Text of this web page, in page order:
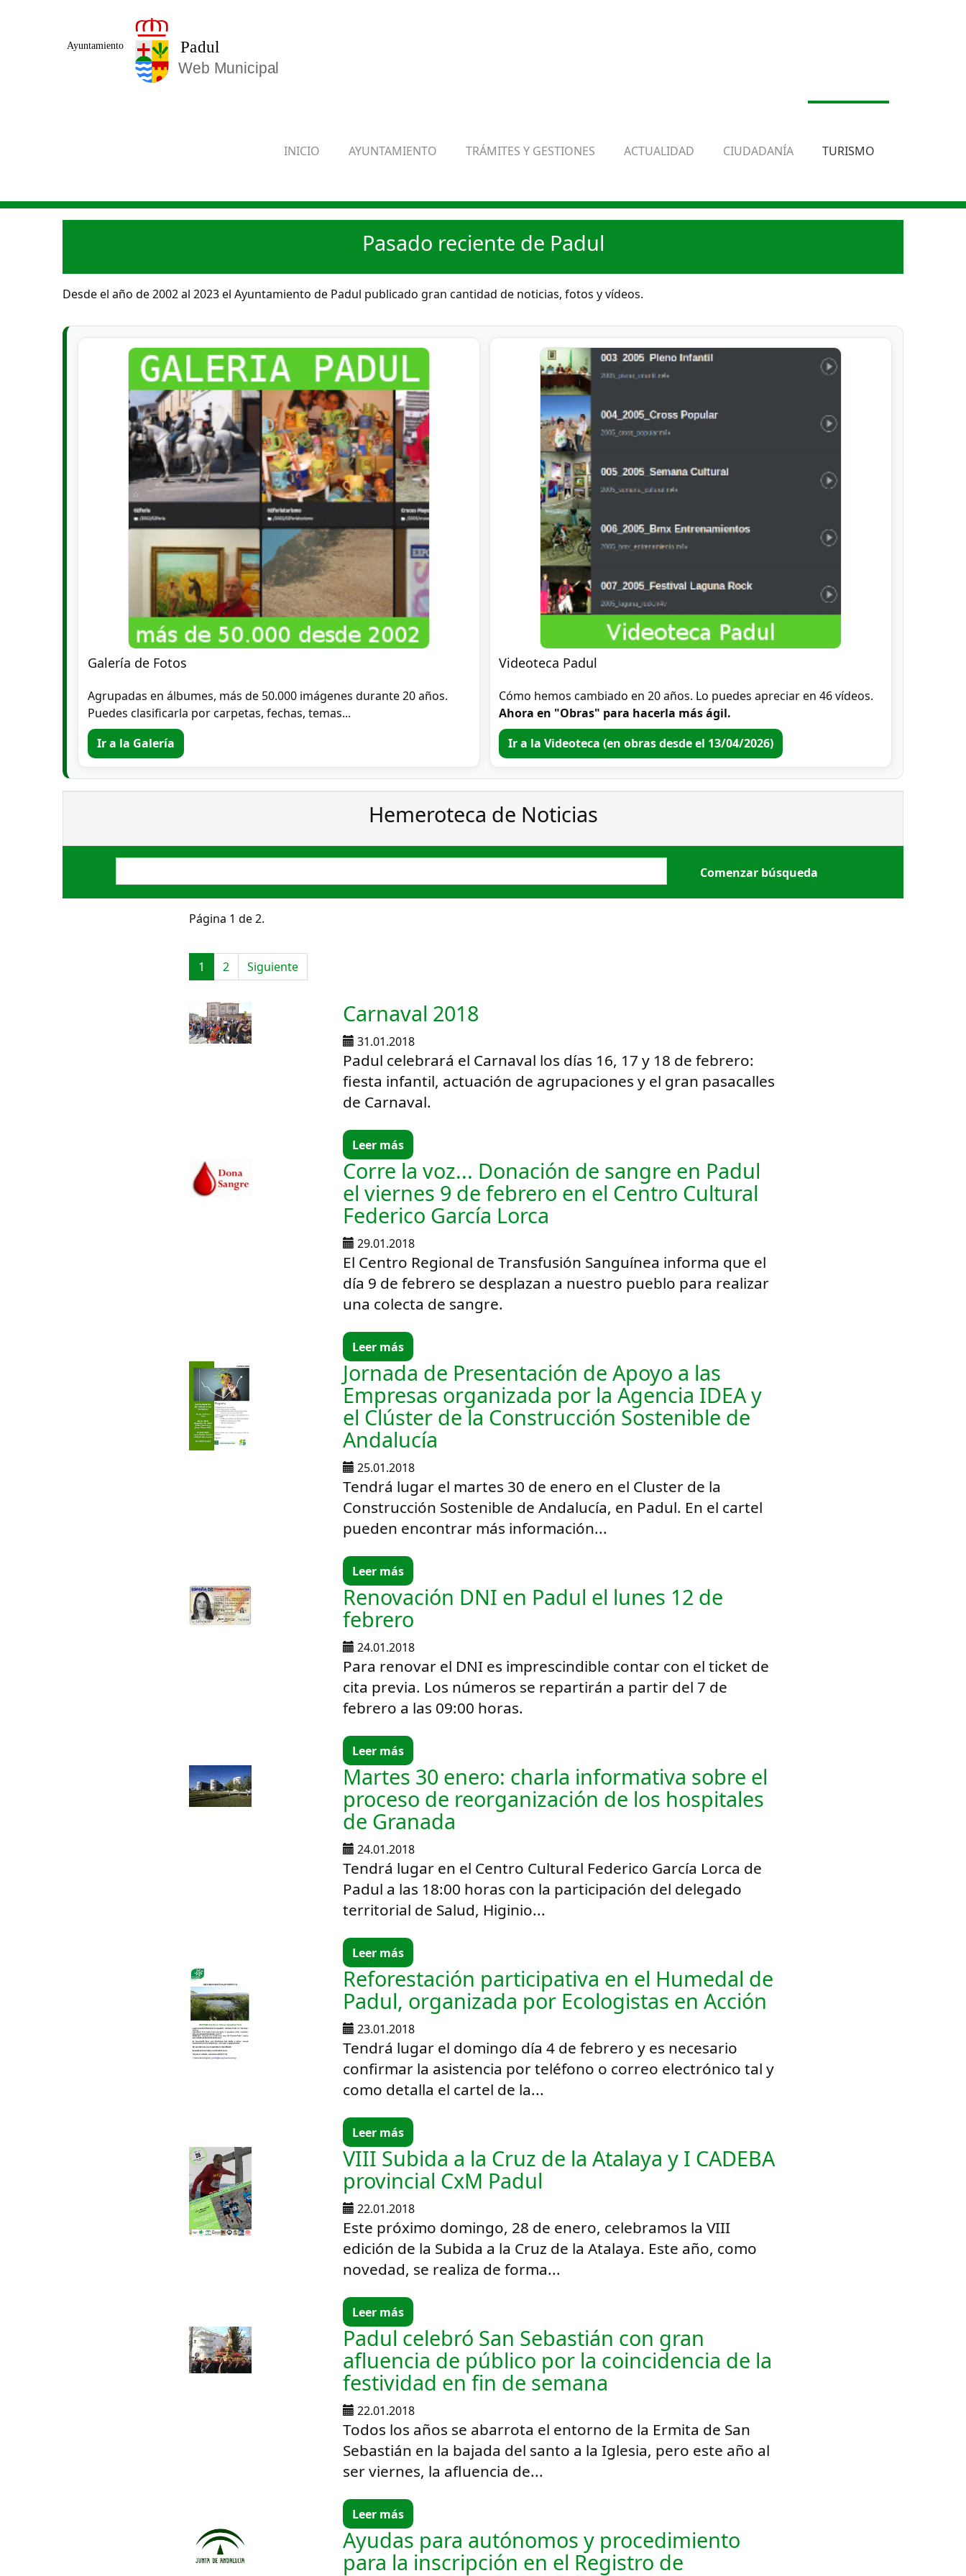
INICIO AYUNTAMIENTO TRÁMITES Y GESTIONES ACTUALIDAD CIUDADANÍA TURISMO
Pasado reciente de Padul
Desde el año de 2002 al 2023 el Ayuntamiento de Padul publicado gran cantidad de noticias, fotos y vídeos.
Galería de Fotos
Agrupadas en álbumes, más de 50.000 imágenes durante 20 años.
Puedes clasificarla por carpetas, fechas, temas...
Ir a la Galería
Videoteca Padul
Cómo hemos cambiado en 20 años. Lo puedes apreciar en 46 vídeos.
Ahora en "Obras" para hacerla más ágil.
Ir a la Videoteca (en obras desde el 13/04/2026)
Hemeroteca de Noticias
Página 1 de 2.
1 2 Siguiente
Carnaval 2018
31.01.2018
Padul celebrará el Carnaval los días 16, 17 y 18 de febrero:
fiesta infantil, actuación de agrupaciones y el gran pasacalles
de Carnaval.
Leer más
Corre la voz... Donación de sangre en Padul
el viernes 9 de febrero en el Centro Cultural
Federico García Lorca
29.01.2018
El Centro Regional de Transfusión Sanguínea informa que el
día 9 de febrero se desplazan a nuestro pueblo para realizar
una colecta de sangre.
Leer más
Jornada de Presentación de Apoyo a las
Empresas organizada por la Agencia IDEA y
el Clúster de la Construcción Sostenible de
Andalucía
25.01.2018
Tendrá lugar el martes 30 de enero en el Cluster de la
Construcción Sostenible de Andalucía, en Padul. En el cartel
pueden encontrar más información...
Leer más
Renovación DNI en Padul el lunes 12 de
febrero
24.01.2018
Para renovar el DNI es imprescindible contar con el ticket de
cita previa. Los números se repartirán a partir del 7 de
febrero a las 09:00 horas.
Leer más
Martes 30 enero: charla informativa sobre el
proceso de reorganización de los hospitales
de Granada
24.01.2018
Tendrá lugar en el Centro Cultural Federico García Lorca de
Padul a las 18:00 horas con la participación del delegado
territorial de Salud, Higinio...
Leer más
Reforestación participativa en el Humedal de
Padul, organizada por Ecologistas en Acción
23.01.2018
Tendrá lugar el domingo día 4 de febrero y es necesario
confirmar la asistencia por teléfono o correo electrónico tal y
como detalla el cartel de la...
Leer más
VIII Subida a la Cruz de la Atalaya y I CADEBA
provincial CxM Padul
22.01.2018
Este próximo domingo, 28 de enero, celebramos la VIII
edición de la Subida a la Cruz de la Atalaya. Este año, como
novedad, se realiza de forma...
Leer más
Padul celebró San Sebastián con gran
afluencia de público por la coincidencia de la
festividad en fin de semana
22.01.2018
Todos los años se abarrota el entorno de la Ermita de San
Sebastián en la bajada del santo a la Iglesia, pero este año al
ser viernes, la afluencia de...
Leer más
Ayudas para autónomos y procedimiento
para la inscripción en el Registro de